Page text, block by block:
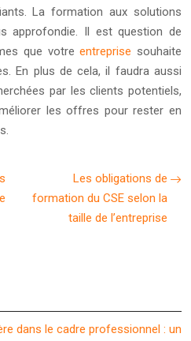
La formation aux solutions
approfondie. Il est question de
que votreentreprise souhaite
En plus de cela, il faudra aussi
par les clients potentiels,
les offres pour rester en
Les obligations de
formation du CSE selon la
taille de l’entreprise
dans le cadre professionnel : un